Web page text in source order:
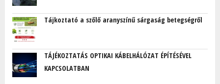
Tájkoztató a szőlő aranyszínű sárgaság betegségről
TÁJÉKOZTATÁS OPTIKAI KÁBELHÁLÓZAT ÉPÍTÉSÉVEL
KAPCSOLATBAN